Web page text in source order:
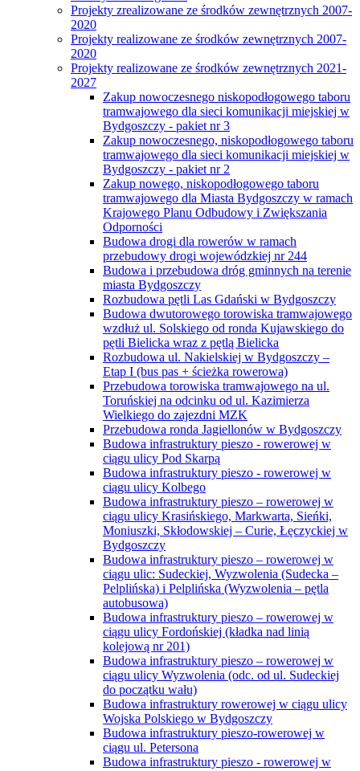
Projekty zrealizowane ze środków zewnętrznych 2007-
2020
Projekty realizowane ze środków zewnętrznych 2007-
2020
Projekty realizowane ze środków zewnętrznych 2021-
2027
Zakup nowoczesnego niskopodłogowego taboru
tramwajowego dla sieci komunikacji miejskiej w
Bydgoszczy - pakiet nr 3
Zakup nowoczesnego, niskopodłogowego taboru
tramwajowego dla sieci komunikacji miejskiej w
Bydgoszczy - pakiet nr 2
Zakup nowego, niskopodłogowego taboru
tramwajowego dla Miasta Bydgoszczy w ramach
Krajowego Planu Odbudowy i Zwiększania
Odporności
Budowa drogi dla rowerów w ramach
przebudowy drogi wojewódzkiej nr 244
Budowa i przebudowa dróg gminnych na terenie
miasta Bydgoszczy
Rozbudowa pętli Las Gdański w Bydgoszczy
Budowa dwutorowego torowiska tramwajowego
wzdłuż ul. Solskiego od ronda Kujawskiego do
pętli Bielicka wraz z pętlą Bielicka
Rozbudowa ul. Nakielskiej w Bydgoszczy –
Etap I (bus pas + ścieżka rowerowa)
Przebudowa torowiska tramwajowego na ul.
Toruńskiej na odcinku od ul. Kazimierza
Wielkiego do zajezdni MZK
Przebudowa ronda Jagiellonów w Bydgoszczy
Budowa infrastruktury pieszo - rowerowej w
ciągu ulicy Pod Skarpą
Budowa infrastruktury pieszo - rowerowej w
ciągu ulicy Kolbego
Budowa infrastruktury pieszo – rowerowej w
ciągu ulicy Krasińskiego, Markwarta, Sieńki,
Moniuszki, Skłodowskiej – Curie, Łęczyckiej w
Bydgoszczy
Budowa infrastruktury pieszo – rowerowej w
ciągu ulic: Sudeckiej, Wyzwolenia (Sudecka –
Pelplińska) i Pelplińska (Wyzwolenia – pętla
autobusowa)
Budowa infrastruktury pieszo – rowerowej w
ciągu ulicy Fordońskiej (kładka nad linią
kolejową nr 201)
Budowa infrastruktury pieszo – rowerowej w
ciągu ulicy Wyzwolenia (odc. od ul. Sudeckiej
do początku wału)
Budowa infrastruktury rowerowej w ciągu ulicy
Wojska Polskiego w Bydgoszczy
Budowa infrastruktury pieszo-rowerowej w
ciągu ul. Petersona
Budowa infrastruktury pieszo - rowerowej w